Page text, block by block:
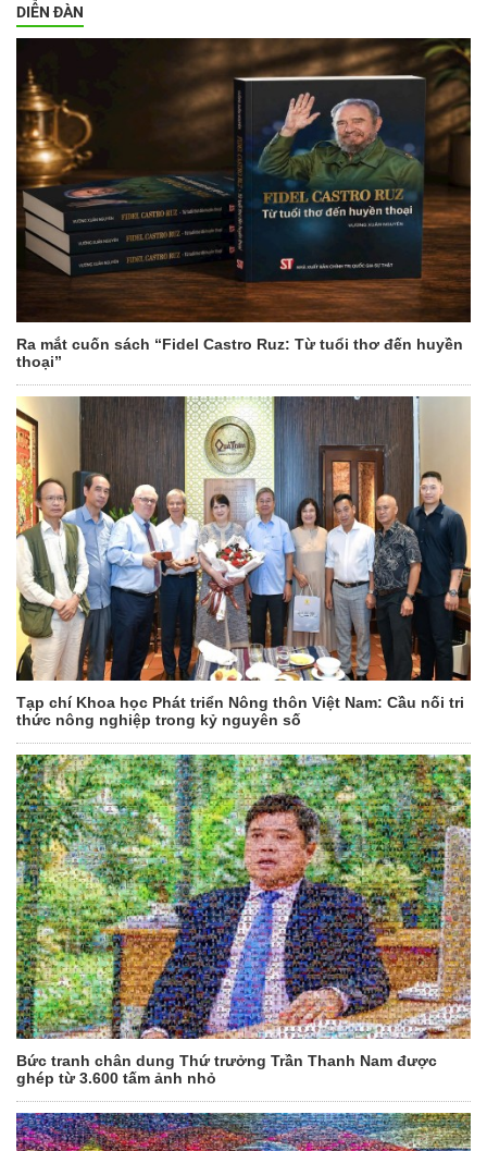
DIỄN ĐÀN
Ra mắt cuốn sách “Fidel Castro Ruz: Từ tuổi thơ đến huyền
thoại”
Tạp chí Khoa học Phát triển Nông thôn Việt Nam: Cầu nối tri
thức nông nghiệp trong kỷ nguyên số
Bức tranh chân dung Thứ trưởng Trần Thanh Nam được
ghép từ 3.600 tấm ảnh nhỏ